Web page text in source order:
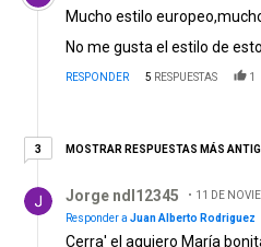
Mucho estilo
No me gusta el estilo de
RESPONDER 5 RESPUESTAS 1
33 respuestas más antiguas
MOSTRAR RESPUESTAS MÁS
Jorge ndl12345
11 DE
Responder a Juan Alberto Rodriguez
Cerra' el agujero María